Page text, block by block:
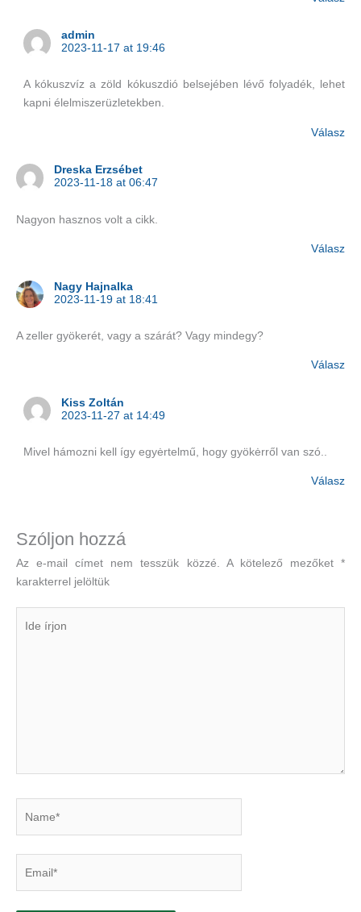
admin
2023-11-17 at 19:46
A kókuszvíz a zöld kókuszdió belsejében lévő folyadék, lehet
kapni élelmiszerüzletekben.
Válasz
Dreska Erzsébet
2023-11-18 at 06:47
Nagyon hasznos volt a cikk.
Válasz
Nagy Hajnalka
2023-11-19 at 18:41
A zeller gyökerét, vagy a szárát? Vagy mindegy?
Válasz
Kiss Zoltán
2023-11-27 at 14:49
Mivel hámozni kell így egyėrtelmű, hogy gyökėrről van szó..
Válasz
Szóljon hozzá
Az e-mail címet nem tesszük közzé. A kötelező mezőket*
karakterrel jelöltük